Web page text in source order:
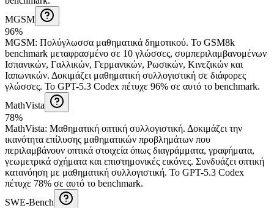
MGSM
96%
MGSM: Πολύγλωσσα μαθηματικά δημοτικού. Το GSM8k
benchmark μεταφρασμένο σε 10 γλώσσες, συμπεριλαμβανομένων
Ισπανικών, Γαλλικών, Γερμανικών, Ρωσικών, Κινεζικών και
Ιαπωνικών. Δοκιμάζει μαθηματική συλλογιστική σε διάφορες
γλώσσες. Το GPT-5.3 Codex πέτυχε 96% σε αυτό το benchmark.
MathVista
78%
MathVista: Μαθηματική οπτική συλλογιστική. Δοκιμάζει την
ικανότητα επίλυσης μαθηματικών προβλημάτων που
περιλαμβάνουν οπτικά στοιχεία όπως διαγράμματα, γραφήματα,
γεωμετρικά σχήματα και επιστημονικές εικόνες. Συνδυάζει οπτική
κατανόηση με μαθηματική συλλογιστική. Το GPT-5.3 Codex
πέτυχε 78% σε αυτό το benchmark.
SWE-Bench